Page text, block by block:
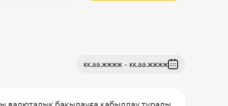
кк.аа.жжжж - кк.аа.жжжж